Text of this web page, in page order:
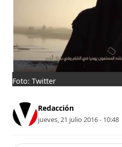
Foto: Twitter
Redacción
jueves, 21 julio 2016 - 10:48